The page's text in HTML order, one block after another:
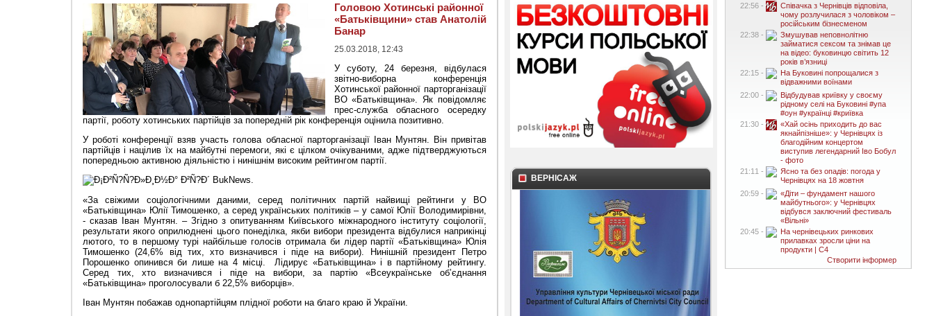
Головою Хотинські районної
«Батьківщини» став Анатолій
Банар
25.03.2018, 12:43
У суботу, 24 березня, відбулася
звітно-виборна конференція
Хотинської районної парторганізації
ВО «Батьківщина». Як повідомляє
прес-служба обласного осередку
партії, роботу хотинських партійців за попередній рік конференція оцінила позитивно.
У роботі конференції взяв участь голова обласної парторганізації Іван Мунтян. Він привітав
партійців і націлив їх на майбутні перемоги, які є цілком очікуваними, адже підтверджуються
попередньою активною діяльністю і нинішнім високим рейтингом партії.
«За свіжими соціологічними даними, серед політичних партій найвищі рейтинги у ВО
«Батьківщина» Юлії Тимошенко, а серед українських політиків – у самої Юлії Володимирівни,
- сказав Іван Мунтян. – Згідно з опитуванням Київського міжнародного інституту соціології,
результати якого оприлюднені цього понеділка, якби вибори президента відбулися наприкінці
лютого, то в першому турі найбільше голосів отримала би лідер партії «Батьківщина» Юлія
Тимошенко (24,6% від тих, хто визначився і піде на вибори). Нинішній президент Петро
Порошенко опинився би лише на 4 місці. Лідирує «Батьківщина» і в партійному рейтингу.
Серед тих, хто визначився і піде на вибори, за партію «Всеукраїнське об’єднання
«Батьківщина» проголосували б 22,5% виборців».
Іван Мунтян побажав однопартійцям плідної роботи на благо краю й України.
ВЕРНІСАЖ
22:56 -
Співачка з Чернівців відповіла,
чому розлучилася з чоловіком –
російським бізнесменом
22:38 -
Змушував неповнолітню
займатися сексом та знімав це
на відео: буковинцю світить 12
років в’язниці
22:15 -
На Буковині попрощалися з
відважними воїнами
22:00 -
Відбудував криївку у своєму
рідному селі на Буковині #упа
#оун #українці #криївка
21:30 -
«Хай осінь приходить до вас
якнайпізніше»: у Чернівцях із
благодійним концертом
виступив легендарний Іво Бобул
- фото
21:11 -
Ясно та без опадів: погода у
Чернівцях на 18 жовтня
20:59 -
«Діти – фундамент нашого
майбутнього»: у Чернівцях
відбувся заключний фестиваль
«Вільні»
20:45 -
На чернівецьких ринкових
прилавках зросли ціни на
продукти | C4
Створити інформер